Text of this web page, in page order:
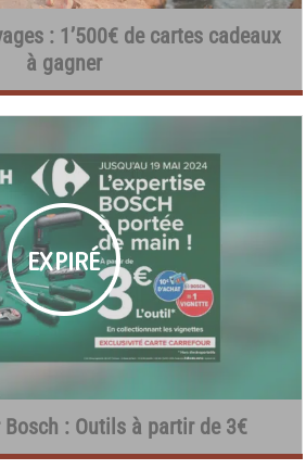
: 1’500€ de cartes cadeaux
à gagner
: Outils à partir de 3€